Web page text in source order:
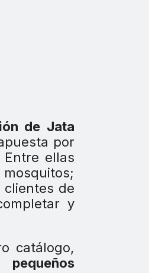
de Jata
por
ellas
clientes de
y
catálogo,